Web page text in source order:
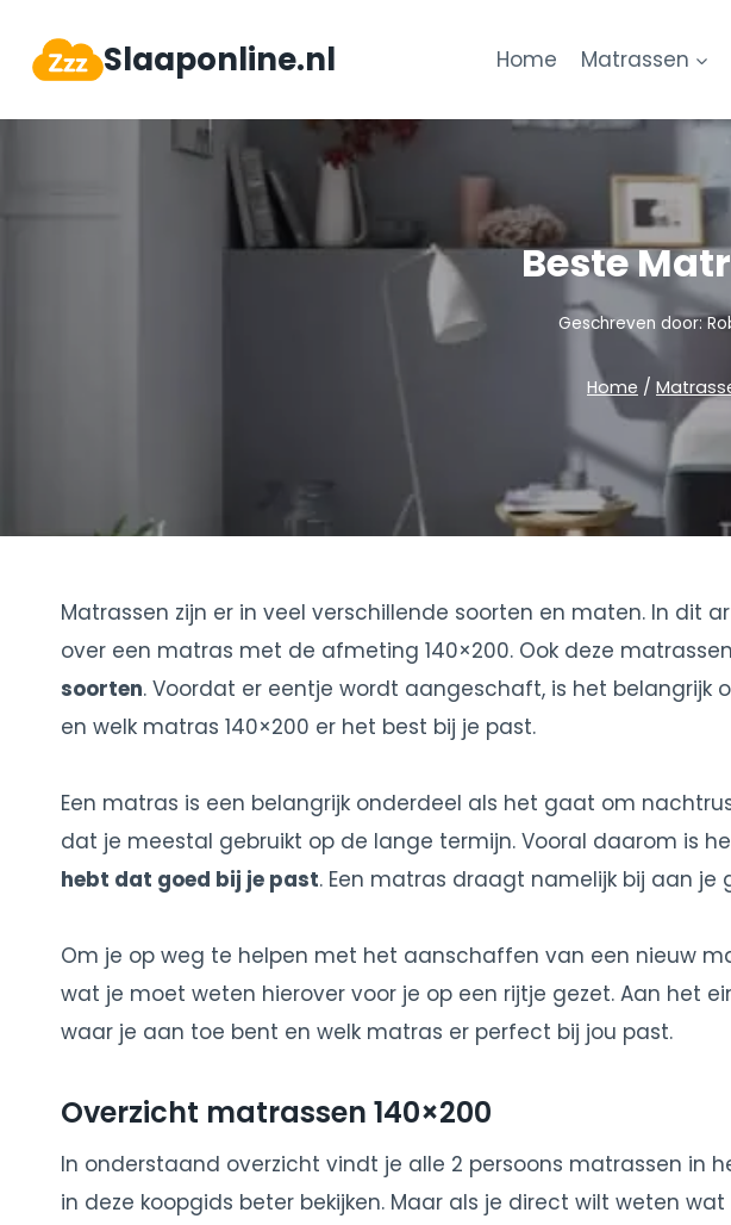
naar
Slaaponline.nl Home Matrassen
Beste
Geschreven door:
Home /
Matrassen zijn er in veel verschillende soorten en maten. In dit
over een matras met de afmeting 140×200. Ook deze
soorten. Voordat er eentje wordt aangeschaft, is het
en welk matras 140×200 er het best bij je past.
Een matras is een belangrijk onderdeel als het gaat om
dat je meestal gebruikt op de lange termijn. Vooral daarom is
hebt dat goed bij je past. Een matras draagt namelijk bij aan je
Om je op weg te helpen met het aanschaffen van een nieuw
wat je moet weten hierover voor je op een rijtje gezet. Aan het
waar je aan toe bent en welk matras er perfect bij jou past.
Overzicht matrassen 140×200
In onderstaand overzicht vindt je alle 2 persoons matrassen in
in deze koopgids beter bekijken. Maar als je direct wilt weten wat